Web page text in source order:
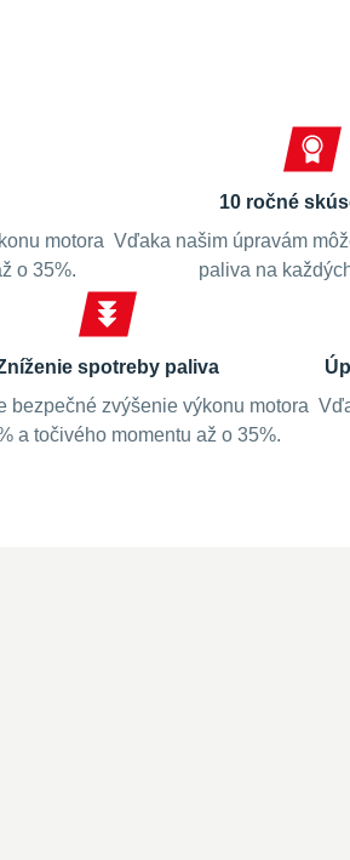
motora
o 35%.
10 ročné
Vďaka našim úpravám
paliva na
spotreby paliva
bezpečné zvýšenie výkonu motora
a točivého momentu až o 35%.